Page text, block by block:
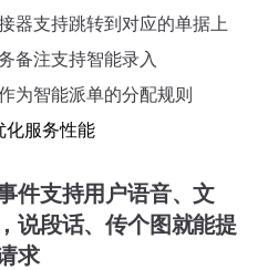
器支持跳转到对应的单据上
备注支持智能录入
为智能派单的分配规则
化服务性能
件支持用户语音、文
说段话、传个图就能提
求